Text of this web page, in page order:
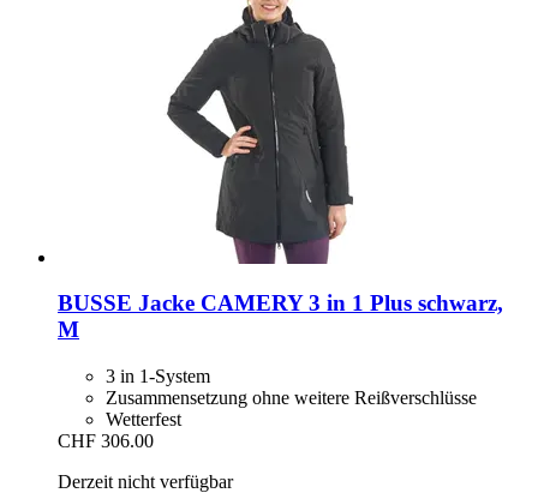
BUSSE Jacke CAMERY 3 in 1 Plus schwarz,
M
3 in 1-System
Zusammensetzung ohne weitere Reißverschlüsse
Wetterfest
CHF 306.00
Derzeit nicht verfügbar